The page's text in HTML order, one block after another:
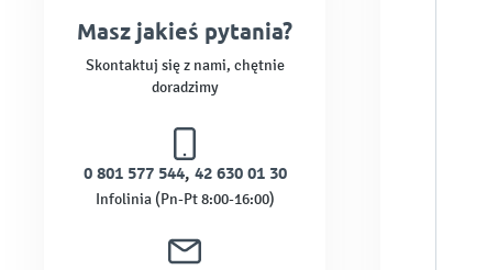
Masz jakieś pytania?
Skontaktuj się z nami, chętnie
doradzimy
0 801 577 544, 42 630 01 30
Infolinia (Pn-Pt 8:00-16:00)